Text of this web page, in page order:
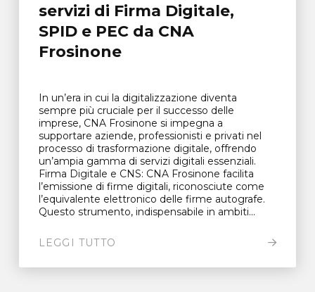
servizi di Firma Digitale,
SPID e PEC da CNA
Frosinone
In un’era in cui la digitalizzazione diventa
sempre più cruciale per il successo delle
imprese, CNA Frosinone si impegna a
supportare aziende, professionisti e privati nel
processo di trasformazione digitale, offrendo
un’ampia gamma di servizi digitali essenziali.
Firma Digitale e CNS: CNA Frosinone facilita
l’emissione di firme digitali, riconosciute come
l’equivalente elettronico delle firme autografe.
Questo strumento, indispensabile in ambiti...
LEGGI TUTTO